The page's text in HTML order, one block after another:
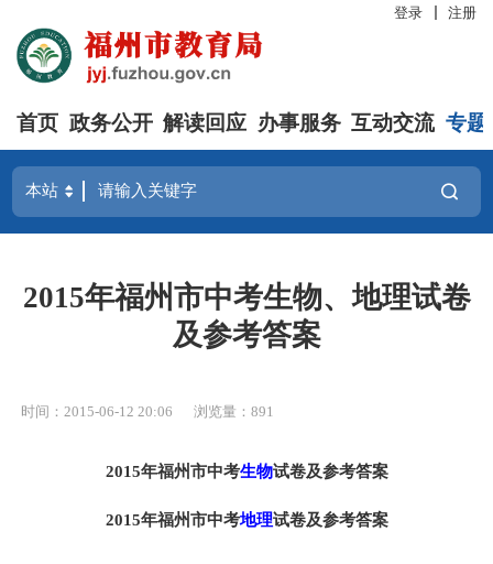
登录 注册
首页 政务公开 解读回应 办事服务 互动交流 专题
2015年福州市中考生物、地理试卷
及参考答案
时间：2015-06-12 20:06 浏览量：891
2015年福州市中考生物试卷及参考答案
2015年福州市中考地理试卷及参考答案